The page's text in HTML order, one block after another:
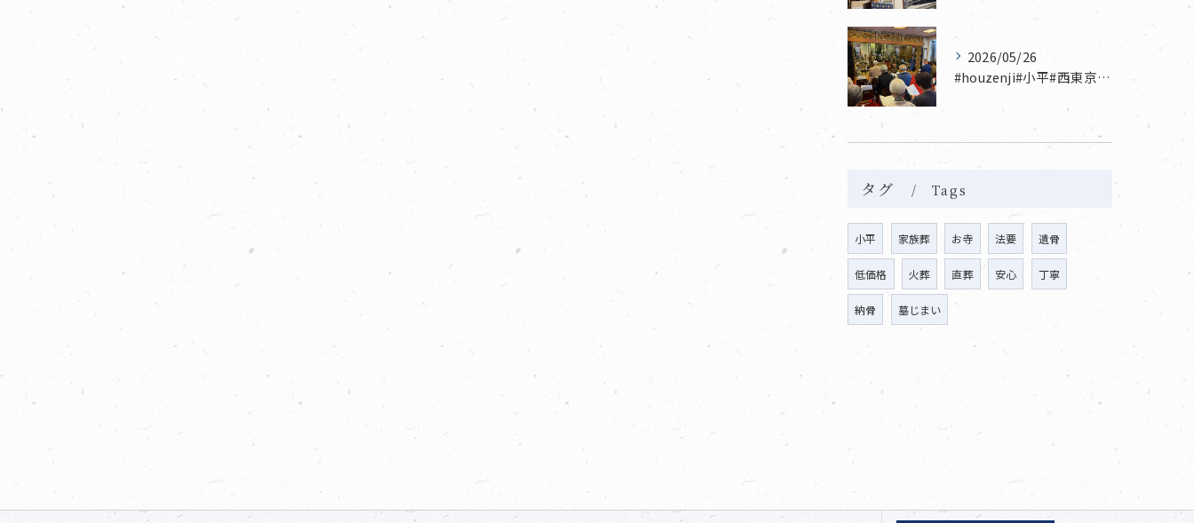
2026/05/26
#houzenji#小平#西東京市#東村山#立川市国分寺市寺...
タグ Tags
小平 家族葬 お寺 法要 遺骨
低価格 火葬 直葬 安心 丁寧
納骨 墓じまい